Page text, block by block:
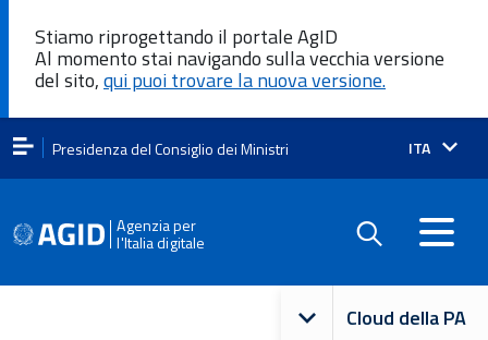
Stiamo riprogettando il portale AgID
Al momento stai navigando sulla vecchia versione
del sito,qui puoi trovare la nuova versione.
Presidenza del Consiglio dei Ministri Lingua
ITA
Agenzia per
l'Italia digitale
Navigazione
Cloud della PA